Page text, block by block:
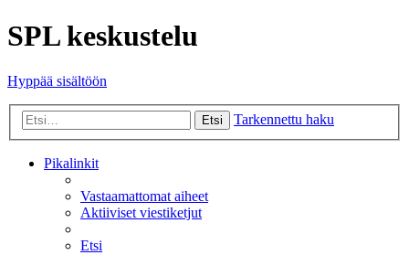
SPL keskustelu
Hyppää sisältöön
Etsi Tarkennettu haku
Pikalinkit
Vastaamattomat aiheet
Aktiiviset viestiketjut
Etsi